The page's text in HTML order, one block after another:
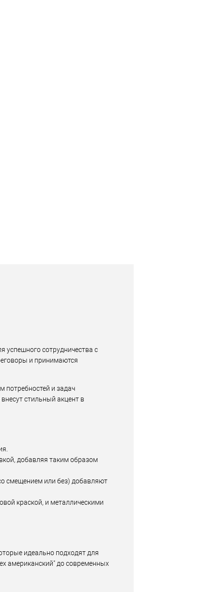
сотрудничества с
и принимаются
потребностей и задач
стильный акцент в
добавляя таким образом
смещением или без) добавляют
краской, и металлическими
идеально подходят для
американский" до современных